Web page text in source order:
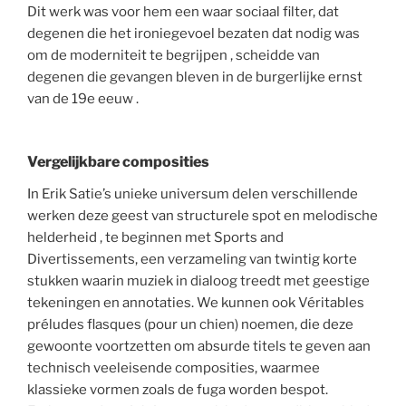
Dit werk was voor hem een waar sociaal filter, dat
degenen die het ironiegevoel bezaten dat nodig was
om de moderniteit te begrijpen , scheidde van
degenen die gevangen bleven in de burgerlijke ernst
van de 19e eeuw .
Vergelijkbare composities
In Erik Satie’s unieke universum delen verschillende
werken deze geest van structurele spot en melodische
helderheid , te beginnen met Sports and
Divertissements, een verzameling van twintig korte
stukken waarin muziek in dialoog treedt met geestige
tekeningen en annotaties. We kunnen ook Véritables
préludes flasques (pour un chien) noemen, die deze
gewoonte voortzetten om absurde titels te geven aan
technisch veeleisende composities, waarmee
klassieke vormen zoals de fuga worden bespot.